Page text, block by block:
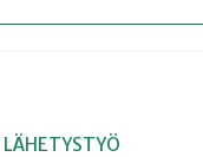
LÄHETYSTYÖ